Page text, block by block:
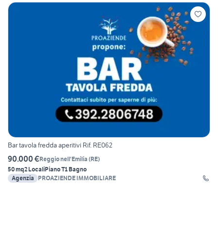
Bar tavola fredda aperitivi Rif. RE062
90.000 €Reggio nell'Emilia (RE)
50 mq2 LocaliPiano T1 Bagno
Agenzia
PROAZIENDE IMMOBILIARE